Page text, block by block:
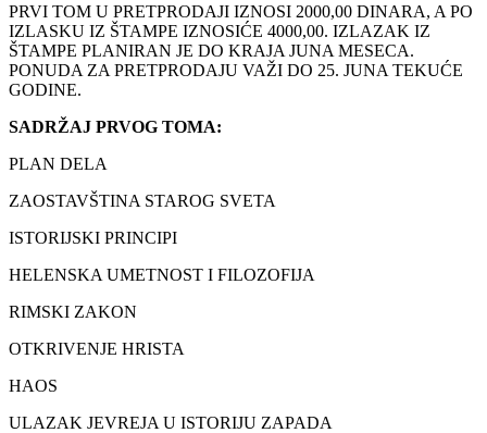
PRVI TOM U PRETPRODAJI IZNOSI 2000,00 DINARA, A PO
IZLASKU IZ ŠTAMPE IZNOSIĆE 4000,00. IZLAZAK IZ
ŠTAMPE PLANIRAN JE DO KRAJA JUNA MESECA.
PONUDA ZA PRETPRODAJU VAŽI DO 25. JUNA TEKUĆE
GODINE.
SADRŽAJ PRVOG TOMA:
PLAN DELA
ZAOSTAVŠTINA STAROG SVETA
ISTORIJSKI PRINCIPI
HELENSKA UMETNOST I FILOZOFIJA
RIMSKI ZAKON
OTKRIVENJE HRISTA
HAOS
ULAZAK JEVREJA U ISTORIJU ZAPADA